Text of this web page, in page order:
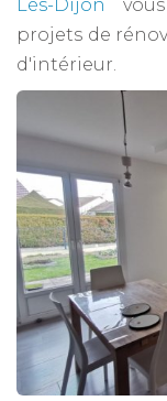
Lès-Dijon
projets de
d'intérieur.